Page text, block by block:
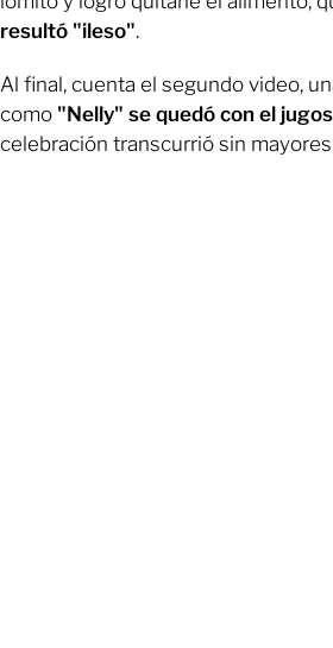
resultó "ileso".
Al final, cuenta el segundo video,
como "Nelly" se quedó con el
celebración transcurrió sin